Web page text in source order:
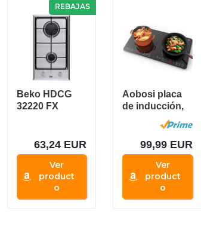
REBAJAS
Beko HDCG
32220 FX
gas Acero...
63,24 EUR
Ver
product
o
Aobosi placa
de inducción,
99,99 EUR
Ver
product
o